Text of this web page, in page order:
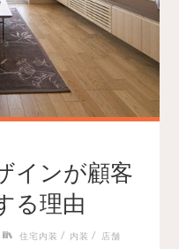
インが顧客
る理由
住宅内装 / 内装 / 店舗